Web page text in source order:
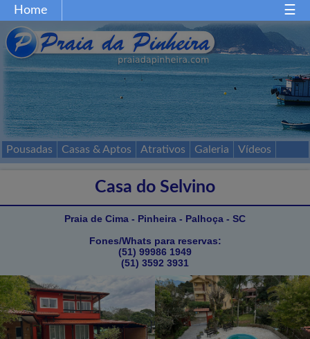
Home
Home Gastronomia
Esportes
Mapa Acessos
Pousadas Casas & Aptos Atrativos Galeria
Vídeos
Casa do Selvino
Praia de Cima - Pinheira - Palhoça - SC
Fones/Whats para reservas:
(51) 99986 1949
(51) 3592 3931